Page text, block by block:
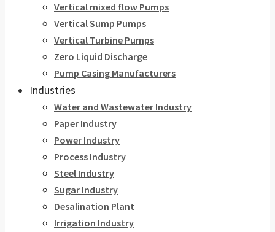
Vertical mixed flow Pumps
Vertical Sump Pumps
Vertical Turbine Pumps
Zero Liquid Discharge
Pump Casing Manufacturers
Industries
Water and Wastewater Industry
Paper Industry
Power Industry
Process Industry
Steel Industry
Sugar Industry
Desalination Plant
Irrigation Industry